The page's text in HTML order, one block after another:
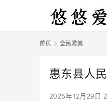
首页 全民爱美
惠东县人
2025年12月29日